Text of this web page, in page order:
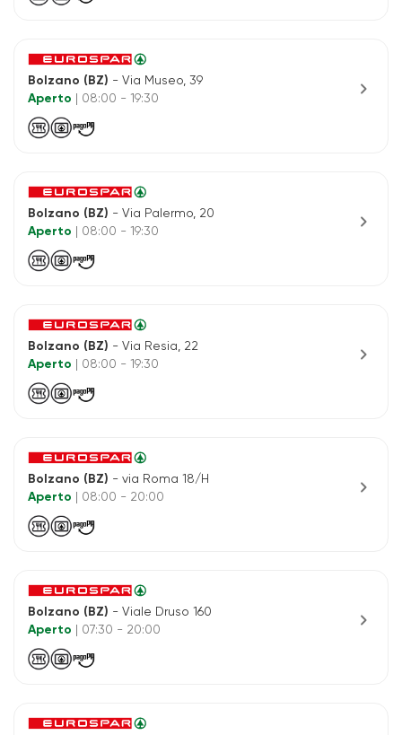
Bolzano (BZ) - Via Museo, 39
Aperto
| 08:00 - 19:30 chevron_right
Bolzano (BZ) - Via Palermo, 20
Aperto
| 08:00 - 19:30 chevron_right
Bolzano (BZ) - Via Resia, 22
Aperto
| 08:00 - 19:30 chevron_right
Bolzano (BZ) - via Roma 18/H
Aperto
| 08:00 - 20:00 chevron_right
Bolzano (BZ) - Viale Druso 160
Aperto
| 07:30 - 20:00 chevron_right